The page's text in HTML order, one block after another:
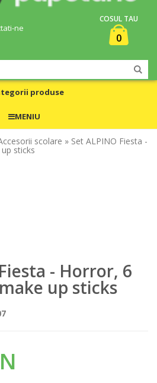
ne
COSUL TAU
0
produse
MENIU
scolare » Set ALPINO Fiesta -
sticks
- Horror, 6
up sticks